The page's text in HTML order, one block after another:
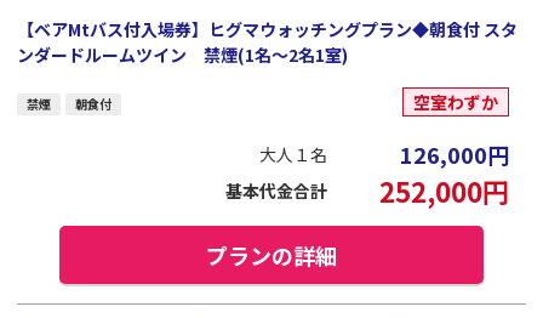
【ベアMtバス付入場券】ヒグマウォッチングプラン◆朝食付 スタ
ンダードルームツイン 禁煙(1名～2名1室)
禁煙 朝食付 空室わずか
大人１名 126,000円
基本代金合計 252,000円
プランの詳細